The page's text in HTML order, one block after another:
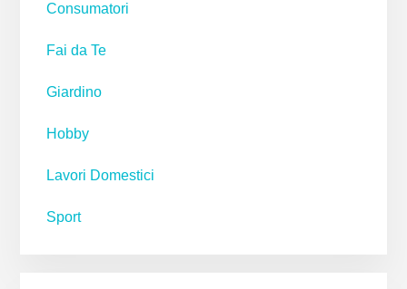
Consumatori
Fai da Te
Giardino
Hobby
Lavori Domestici
Sport